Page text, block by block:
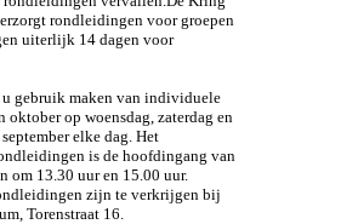
rondleidingen voor groepen
uiterlijk 14 dagen voor
gebruik maken van individuele
op woensdag, zaterdag en
elke dag. Het
is de hoofdingang van
om 13.30 uur en 15.00 uur.
zijn te verkrijgen bij
Torenstraat 16.